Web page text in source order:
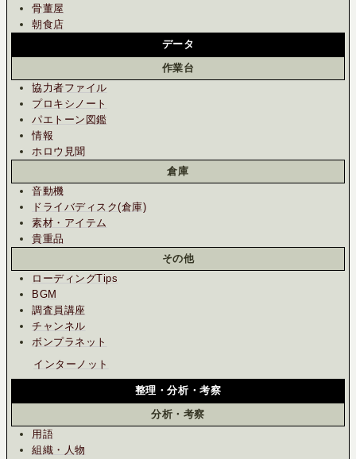
骨董屋
朝食店
データ
作業台
協力者ファイル
プロキシノート
パエトーン図鑑
情報
ホロウ見聞
倉庫
音動機
ドライバディスク(倉庫)
素材・アイテム
貴重品
その他
ローディングTips
BGM
調査員講座
チャンネル
ボンプラネット
インターノット
整理・分析・考察
分析・考察
用語
組織・人物